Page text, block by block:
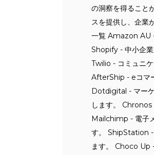
の洞察を得ること
スを提供し、企業
一覧 Amazon AU -
Shopify - 中小企業
Twilio - コミュニ
AfterShip - eコマ
Dotdigital - マー
します。 Chronos
Mailchimp - 電子
す。 ShipStation -
ます。 Choco Up